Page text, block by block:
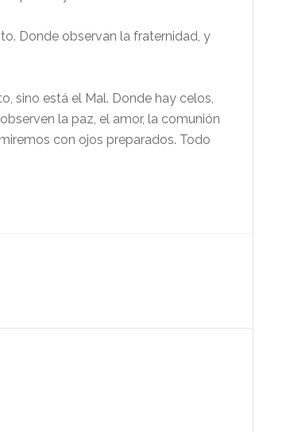
Donde observan la fraternidad, y
sino está el Mal. Donde hay celos,
la paz, el amor, la comunión
con ojos preparados. Todo